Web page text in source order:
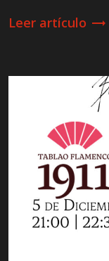
Leer artículo trending_flat